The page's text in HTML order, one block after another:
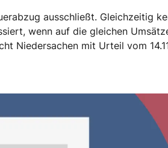
ausschließt. Gleichzeitig
wenn auf die gleichen
Niedersachen mit Urteil vom